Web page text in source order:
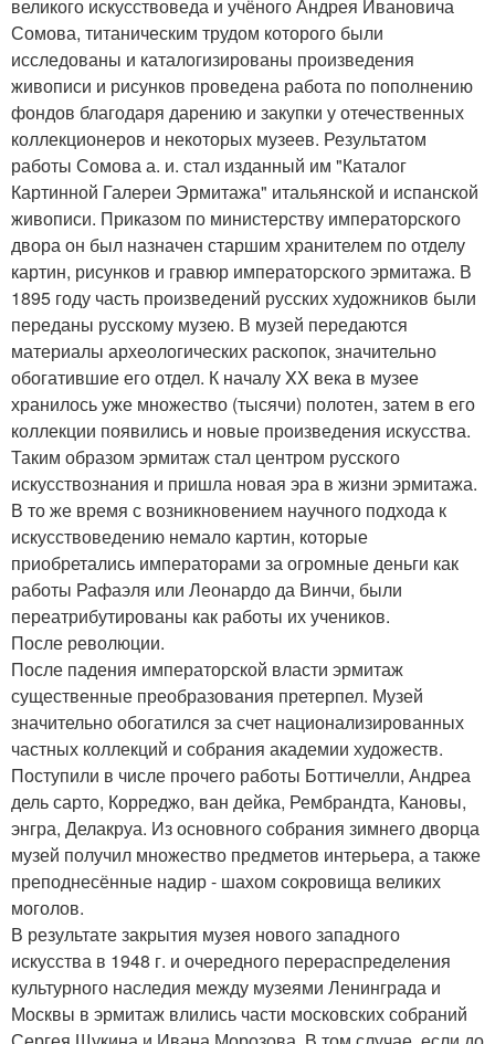
великого искусствоведа и учёного Андрея Ивановича
Сомова, титаническим трудом которого были
исследованы и каталогизированы произведения
живописи и рисунков проведена работа по пополнению
фондов благодаря дарению и закупки у отечественных
коллекционеров и некоторых музеев. Результатом
работы Сомова а. и. стал изданный им "Каталог
Картинной Галереи Эрмитажа" итальянской и испанской
живописи. Приказом по министерству императорского
двора он был назначен старшим хранителем по отделу
картин, рисунков и гравюр императорского эрмитажа. В
1895 году часть произведений русских художников были
переданы русскому музею. В музей передаются
материалы археологических раскопок, значительно
обогатившие его отдел. К началу XX века в музее
хранилось уже множество (тысячи) полотен, затем в его
коллекции появились и новые произведения искусства.
Таким образом эрмитаж стал центром русского
искусствознания и пришла новая эра в жизни эрмитажа.
В то же время с возникновением научного подхода к
искусствоведению немало картин, которые
приобретались императорами за огромные деньги как
работы Рафаэля или Леонардо да Винчи, были
переатрибутированы как работы их учеников.
После революции.
После падения императорской власти эрмитаж
существенные преобразования претерпел. Музей
значительно обогатился за счет национализированных
частных коллекций и собрания академии художеств.
Поступили в числе прочего работы Боттичелли, Андреа
дель сарто, Корреджо, ван дейка, Рембрандта, Кановы,
энгра, Делакруа. Из основного собрания зимнего дворца
музей получил множество предметов интерьера, а также
преподнесённые надир - шахом сокровища великих
моголов.
В результате закрытия музея нового западного
искусства в 1948 г. и очередного перераспределения
культурного наследия между музеями Ленинграда и
Москвы в эрмитаж влились части московских собраний